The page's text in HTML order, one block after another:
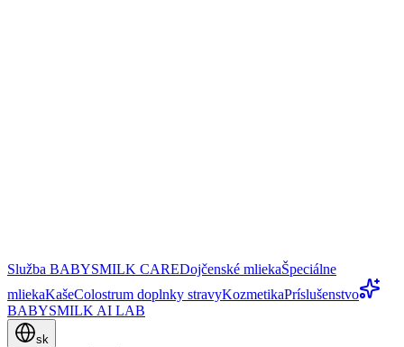
Služba BABYSMILK CAREDojčenské mliekaŠpeciálne
mliekaKašeColostrum doplnky stravyKozmetikaPríslušenstvo
BABYSMILK AI LAB
sk